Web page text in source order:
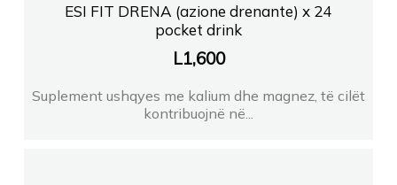
ESI FIT DRENA (azione drenante) x 24
pocket drink
L1,600
Suplement ushqyes me kalium dhe magnez, të cilët
kontribuojnë në...